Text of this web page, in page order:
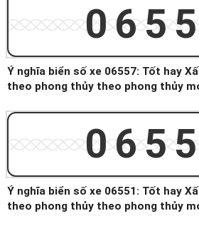
Ý nghĩa biển số xe 06557: Tốt hay
theo phong thủy theo phong thủy
Ý nghĩa biển số xe 06551: Tốt hay
theo phong thủy theo phong thủy